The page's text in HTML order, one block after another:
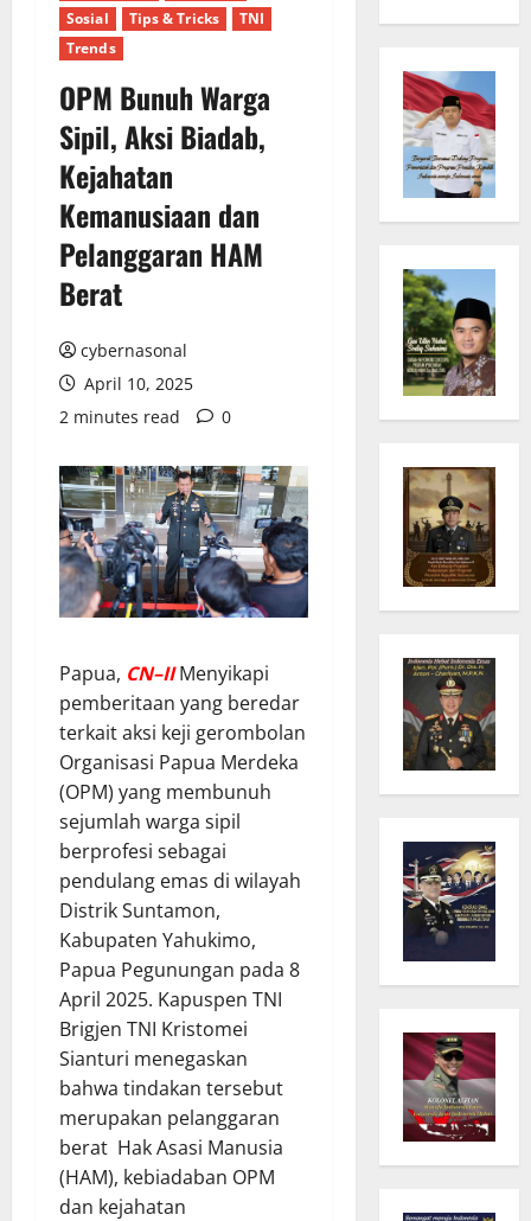
Sosial
Tips & Tricks
TNI
Trends
OPM Bunuh Warga
Sipil, Aksi Biadab,
Kejahatan
Kemanusiaan dan
Pelanggaran HAM
Berat
cybernasonal
April 10, 2025
2 minutes read
0
Papua, CN–IIMenyikapi
pemberitaan yang beredar
terkait aksi keji gerombolan
Organisasi Papua Merdeka
(OPM) yang membunuh
sejumlah warga sipil
berprofesi sebagai
pendulang emas di wilayah
Distrik Suntamon,
Kabupaten Yahukimo,
Papua Pegunungan pada 8
April 2025. Kapuspen TNI
Brigjen TNI Kristomei
Sianturi menegaskan
bahwa tindakan tersebut
merupakan pelanggaran
berat Hak Asasi Manusia
(HAM), kebiadaban OPM
dan kejahatan